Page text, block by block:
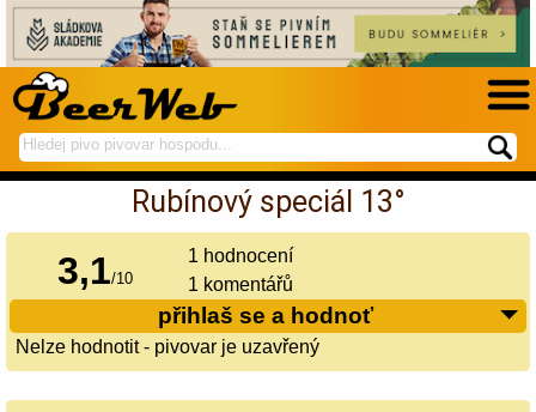
hledej
na
spustí
hledání
Rubínový speciál 13°
3,1/10
1 hodnocení
1 komentářů
přihlaš se a hodnoť
Nelze hodnotit - pivovar je uzavřený